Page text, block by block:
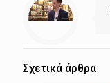
Σχετικά άρθρα